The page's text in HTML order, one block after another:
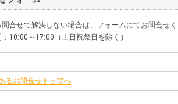
問合せで解決しない場合は、フォームにてお問合せ
10:00～17:00（土日祝祭日を除く）
るお問合せトップへ